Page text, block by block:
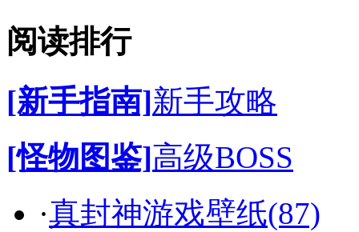
阅读排行
[新手指南]新手攻略
[怪物图鉴]高级BOSS
·真封神游戏壁纸(87)